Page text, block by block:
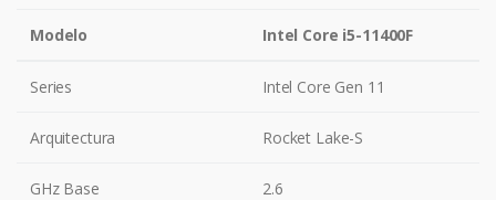
Modelo Intel Core i5-11400F
Series Intel Core Gen 11
Arquitectura Rocket Lake-S
GHz Base 2.6